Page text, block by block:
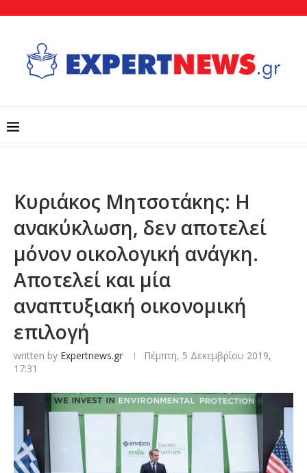
Κυριάκος Μητσοτάκης: Η
ανακύκλωση, δεν αποτελεί
μόνον οικολογική ανάγκη.
Αποτελεί και μία
αναπτυξιακή οικονομική
επιλογή
written by Expertnews.gr
Πέμπτη, 5 Δεκεμβρίου 2019,
17:31